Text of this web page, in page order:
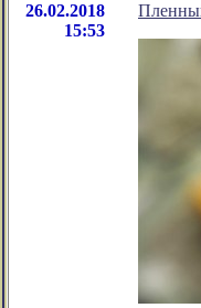
26.02.2018
15:53